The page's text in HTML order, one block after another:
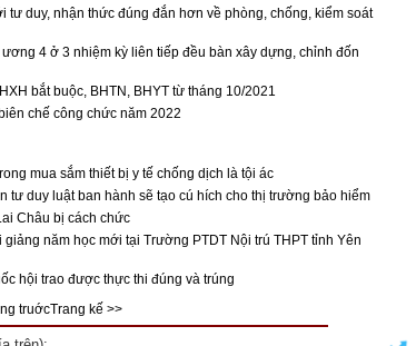
tư duy, nhận thức đúng đắn hơn về phòng, chống, kiểm soát
4 ở 3 nhiệm kỳ liên tiếp đều bàn xây dựng, chỉnh đốn
bắt buộc, BHTN, BHYT từ tháng 10/2021
chế công chức năm 2022
mua sắm thiết bị y tế chống dịch là tội ác
tư duy luật ban hành sẽ tạo cú hích cho thị trường bảo hiểm
Châu bị cách chức
năm học mới tại Trường PTDT Nội trú THPT tỉnh Yên
hội trao được thực thi đúng và trúng
truớcTrang kế >>